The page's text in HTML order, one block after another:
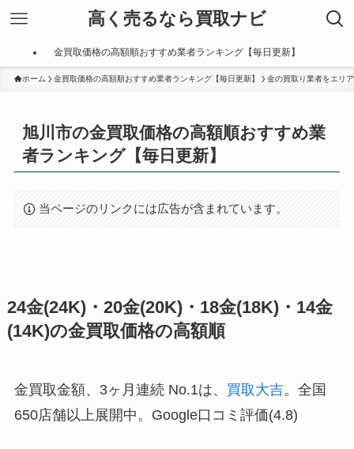
高く売るなら買取ナビ
金買取価格の高額順おすすめ業者ランキング【毎日更新】
ホーム 金買取価格の高額順おすすめ業者ランキング【毎日更新】 金の買取り業者をエリ
旭川市の金買取価格の高額順おすすめ業
者ランキング【毎日更新】
当ページのリンクには広告が含まれています。
24金(24K)・20金(20K)・18金(18K)・14金
(14K)の金買取価格の高額順
金買取金額、3ヶ月連続 No.1は、 買取大吉。全国
650店舗以上展開中。Google口コミ評価(4.8)